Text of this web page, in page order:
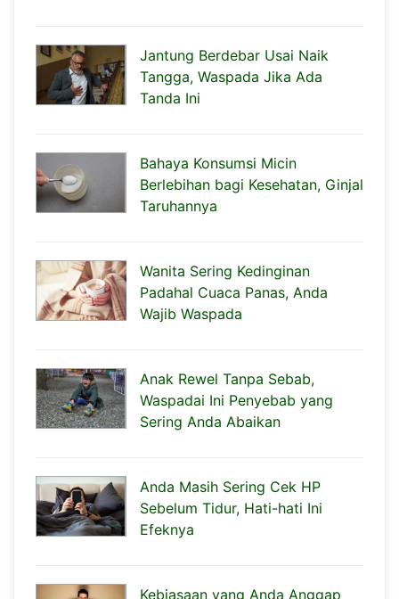
Jantung Berdebar Usai Naik
Tangga, Waspada Jika Ada
Tanda Ini
Bahaya Konsumsi Micin
Berlebihan bagi Kesehatan, Ginjal
Taruhannya
Wanita Sering Kedinginan
Padahal Cuaca Panas, Anda
Wajib Waspada
Anak Rewel Tanpa Sebab,
Waspadai Ini Penyebab yang
Sering Anda Abaikan
Anda Masih Sering Cek HP
Sebelum Tidur, Hati-hati Ini
Efeknya
Kebiasaan yang Anda Anggap